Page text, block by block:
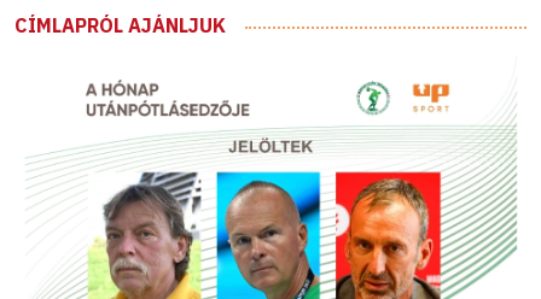
CÍMLAPRÓL AJÁNLJUK